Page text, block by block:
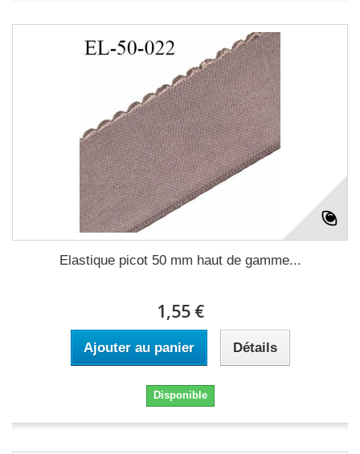
Elastique picot 50 mm haut de gamme...
1,55 €
Ajouter au panier Détails
Disponible